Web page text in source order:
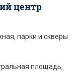
центр
парки и скверы
площадь,